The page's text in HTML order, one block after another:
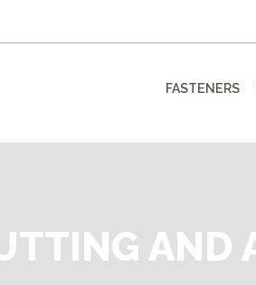
FASTENERS
AND